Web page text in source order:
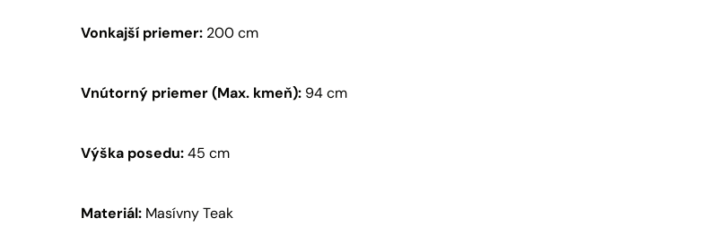
Vonkajší priemer: 200 cm
Vnútorný priemer (Max. kmeň): 94 cm
Výška posedu:45 cm
Materiál: Masívny Teak